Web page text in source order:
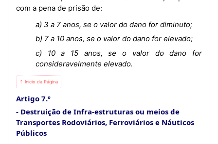
com a pena de prisão de:
a) 3 a 7 anos, se o valor do dano for diminuto;
b) 7 a 10 anos, se o valor do dano for elevado;
c) 10 a 15 anos, se o valor do dano for
consideravelmente elevado.
⇡ Início da Página
Artigo 7.º
Destruição de Infra-estruturas ou meios de
Transportes Rodoviários, Ferroviários e Náuticos
Públicos